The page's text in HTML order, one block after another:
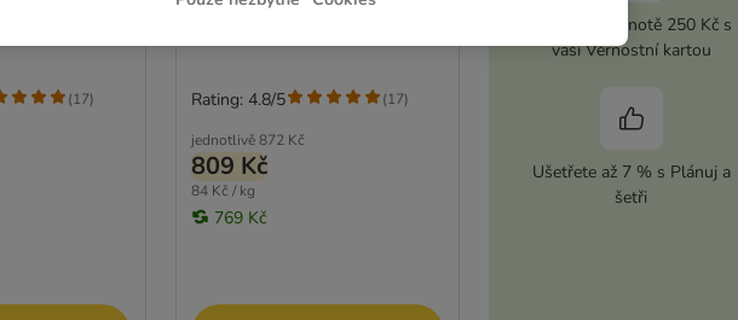
(17)
jednotlivě 872 Kč
809 Kč
84 Kč / kg
769 Kč
Rating: 4.8/5 (17)
Kupón v hodnotě 250 Kč s
vaší Věrnostní kartou
Ušetřete až 7 % s Plánuj a
šetři